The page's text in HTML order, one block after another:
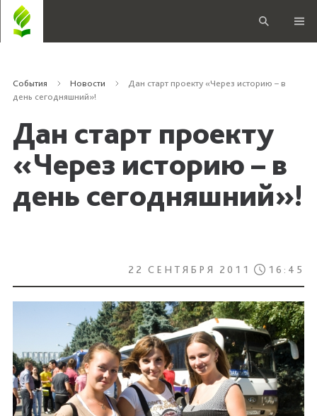
События Новости
Дан старт проекту «Через историю – в
день сегодняшний»!
Дан старт проекту
«Через историю – в
день сегодняшний»!
22 СЕНТЯБРЯ 2011 16:45